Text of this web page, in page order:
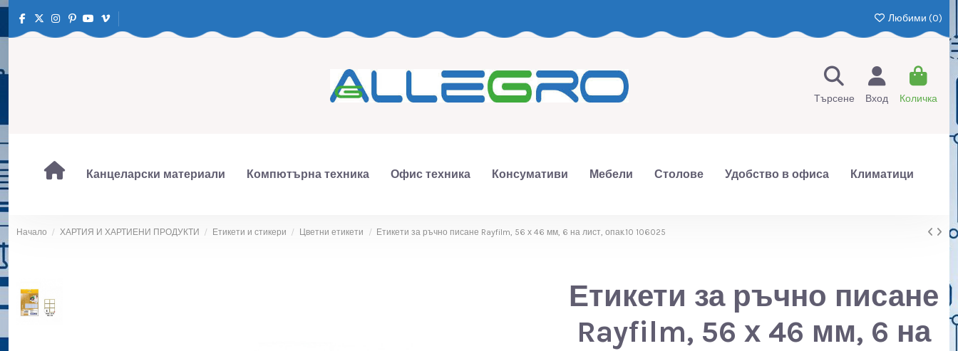
Любими (0)
Търсене Вход Количка
Канцеларски материали Компютърна техника Офис техника Консумативи Мебели Столове Удобство в офиса Климатици
Начало ХАРТИЯ И ХАРТИЕНИ ПРОДУКТИ Етикети и стикери Цветни етикети Етикети за ръчно писане Rayfilm, 56 х 46 мм, 6 на лист, опак.10 106025
Етикети за ръчно писане
Rayfilm, 56 х 46 мм, 6 на